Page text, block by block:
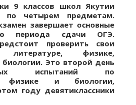
9 классов школ Якутии
по четырем предметам.
завершает основные
периода сдачи ОГЭ.
проверить свои
физике,
Это второй день
испытаний по
физике и биологии,
году девятиклассники